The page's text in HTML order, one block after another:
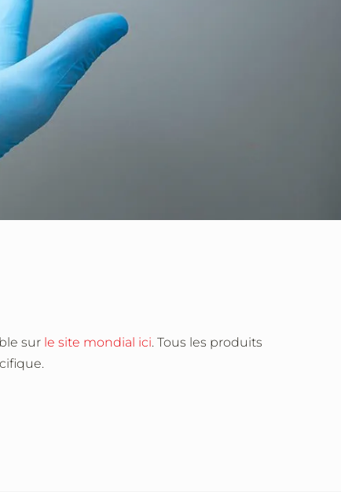
sur le site mondial ici. Tous les produits